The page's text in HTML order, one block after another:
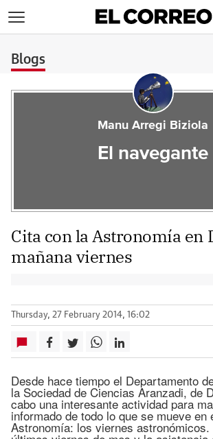
Blogs
Manu Arregi Biziola
El navegante
Cita con la Astronomía en
mañana viernes
Thursday, 27 February 2014, 16:02
Desde hace tiempo el Departamento
la Sociedad de Ciencias Aranzadi, de
cabo una interesante actividad para
informado de todo lo que se mueve en
Astronomía: los viernes